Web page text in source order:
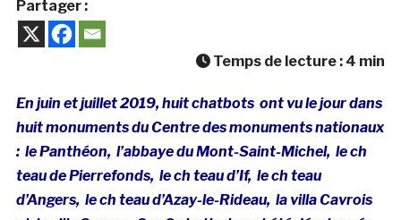
Partager :
Temps de lecture : 4 min
En juin et juillet 2019, huit chatbots ont vu le jour dans
huit monuments du Centre des monuments nationaux
: le Panthéon, l’abbaye du Mont-Saint-Michel, le ch
teau de Pierrefonds, le ch teau d’If, le ch teau
d’Angers, le ch teau d’Azay-le-Rideau, la villa Cavrois